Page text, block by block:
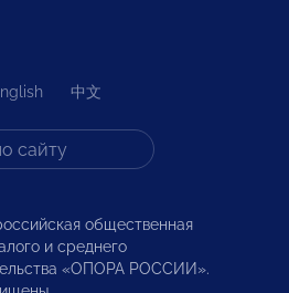
中文
общественная
и среднего
«ОПОРА РОССИИ».